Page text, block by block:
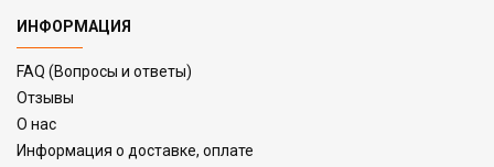
ИНФОРМАЦИЯ
FAQ (Вопросы и ответы)
Отзывы
О нас
Информация о доставке, оплате